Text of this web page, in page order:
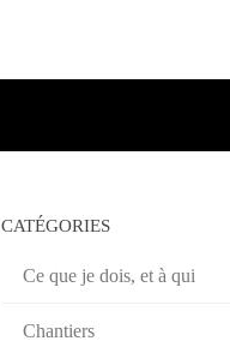
CATÉGORIES
Ce que je dois, et à qui
Chantiers